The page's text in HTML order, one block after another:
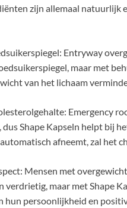
zijn allemaal
Entryway
maar met
van het lichaam
Emergency
dus Shape Kapseln helpt bij
afneemt, zal het
Mensen met
verdrietig, maar met Shape
hun persoonlijkheid en